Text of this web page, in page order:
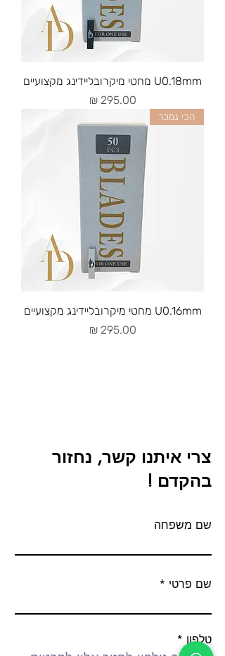
U0.18mm מחטי מיקרובליידינג מקצועיים
מחיר
הכי נמכר
U0.16mm מחטי מיקרובליידינג מקצועיים
מחיר
צרי איתנו קשר, נחזור
בהקדם !
שם משפחה
שם פרטי
טלפון